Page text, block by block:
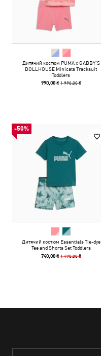
Дитячий костюм PUMA x GABBY'S
DOLLHOUSE Minicats Tracksuit
Toddlers
990,00 ₴ 1 990,00 ₴
-50%
Дитячий костюм Essentials Tie-dye
Tee and Shorts Set Toddlers
740,00 ₴ 1 490,00 ₴